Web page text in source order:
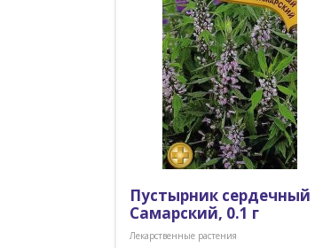
Пустырник сердечный
Самарский, 0.1 г
Лекарственные растения